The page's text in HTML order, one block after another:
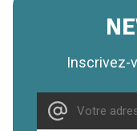
Inscrivez-